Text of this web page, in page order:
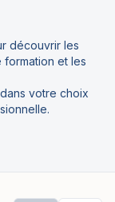
découvrir les
et les
votre choix